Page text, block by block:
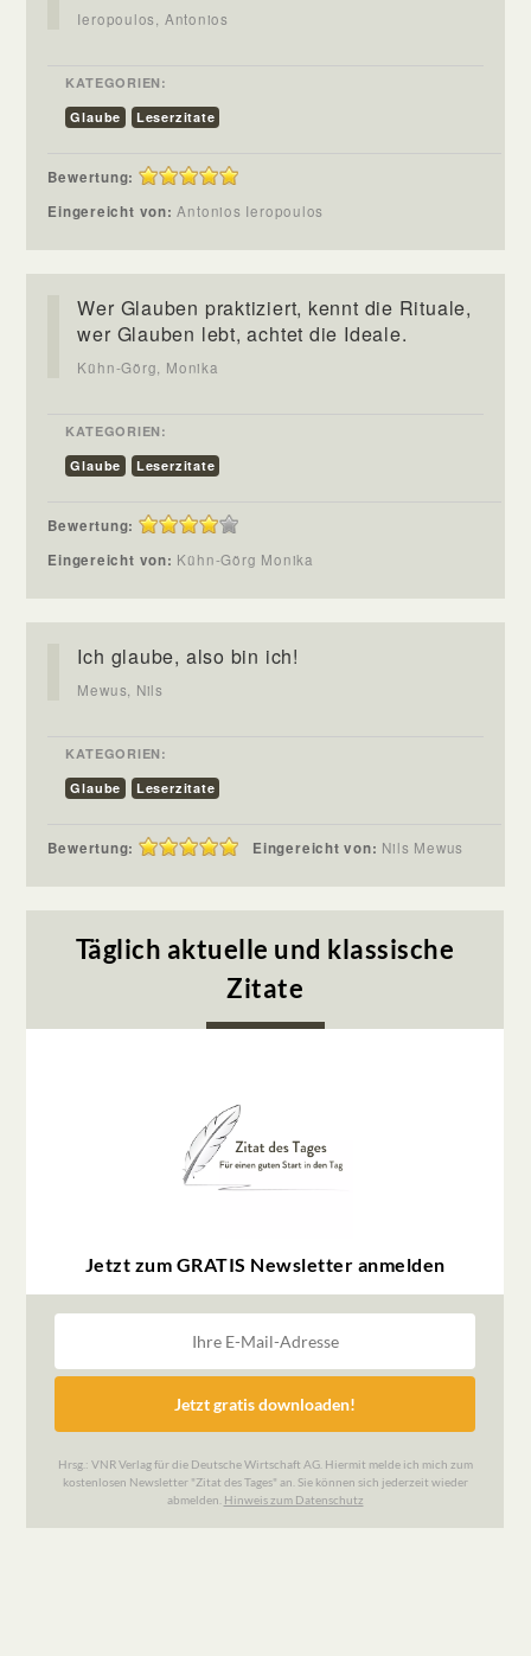
Ieropoulos, Antonios
KATEGORIEN:
Glaube
Leserzitate
Bewertung:
Eingereicht von:Antonios Ieropoulos
Wer Glauben praktiziert, kennt die Rituale,
wer Glauben lebt, achtet die Ideale.
Kühn-Görg, Monika
KATEGORIEN:
Glaube
Leserzitate
Bewertung:
Eingereicht von: Kühn-Görg Monika
Ich glaube, also bin ich!
Mewus, Nils
KATEGORIEN:
Glaube
Leserzitate
Bewertung: Eingereicht von: Nils Mewus